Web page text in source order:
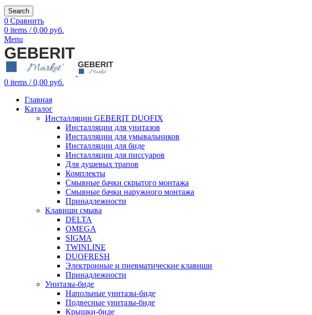
Search
0 Сравнить
0 items / 0,00 руб.
Menu
0 items / 0,00 руб.
Главная
Каталог
Инсталляции GEBERIT DUOFIX
Инсталляции для унитазов
Инсталляции для умывальников
Инсталляции для биде
Инсталляции для писсуаров
Для душевых трапов
Комплекты
Смывные бачки скрытого монтажа
Смывные бачки наружного монтажа
Принадлежности
Клавиши смыва
DELTA
OMEGA
SIGMA
TWINLINE
DUOFRESH
Электронные и пневматические клавиши
Принадлежности
Унитазы-биде
Напольные унитазы-биде
Подвесные унитазы-биде
Крышки-биде